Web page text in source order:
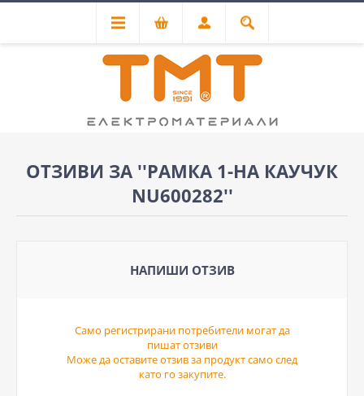
ОТЗИВИ ЗА
РАМКА 1-НА КАУЧУК
NU600282
НАПИШИ ОТЗИВ
Само регистрирани потребители могат да
пишат отзиви
Може да оставите отзив за продукт само след
като го закупите.